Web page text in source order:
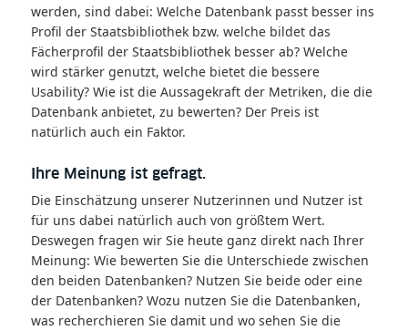
werden, sind dabei: Welche Datenbank passt besser ins
Profil der Staatsbibliothek bzw. welche bildet das
Fächerprofil der Staatsbibliothek besser ab? Welche
wird stärker genutzt, welche bietet die bessere
Usability? Wie ist die Aussagekraft der Metriken, die die
Datenbank anbietet, zu bewerten? Der Preis ist
natürlich auch ein Faktor.
Ihre Meinung ist gefragt.
Die Einschätzung unserer Nutzerinnen und Nutzer ist
für uns dabei natürlich auch von größtem Wert.
Deswegen fragen wir Sie heute ganz direkt nach Ihrer
Meinung: Wie bewerten Sie die Unterschiede zwischen
den beiden Datenbanken? Nutzen Sie beide oder eine
der Datenbanken? Wozu nutzen Sie die Datenbanken,
was recherchieren Sie damit und wo sehen Sie die